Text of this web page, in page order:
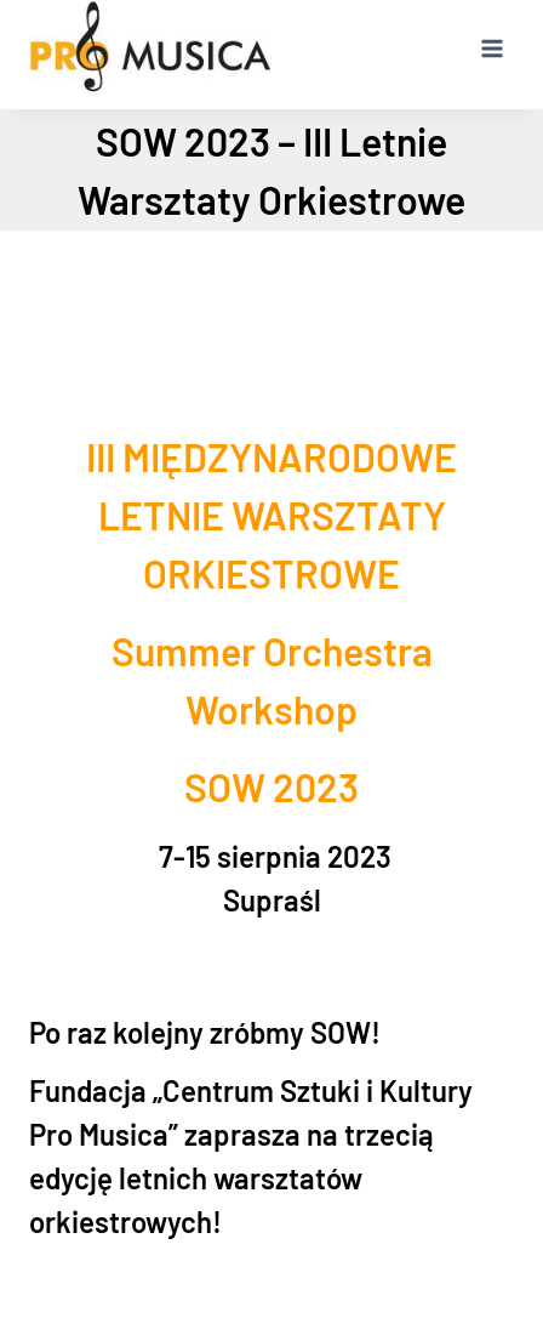
treści
SOW 2023 – III Letnie
Warsztaty Orkiestrowe
III MIĘDZYNARODOWE
LETNIE WARSZTATY
ORKIESTROWE
Summer Orchestra
Workshop
SOW 2023
7-15 sierpnia 2023
Supraśl
Po raz kolejny zróbmy SOW!
Fundacja „Centrum Sztuki i Kultury
Pro Musica” zaprasza na trzecią
edycję letnich warsztatów
orkiestrowych!